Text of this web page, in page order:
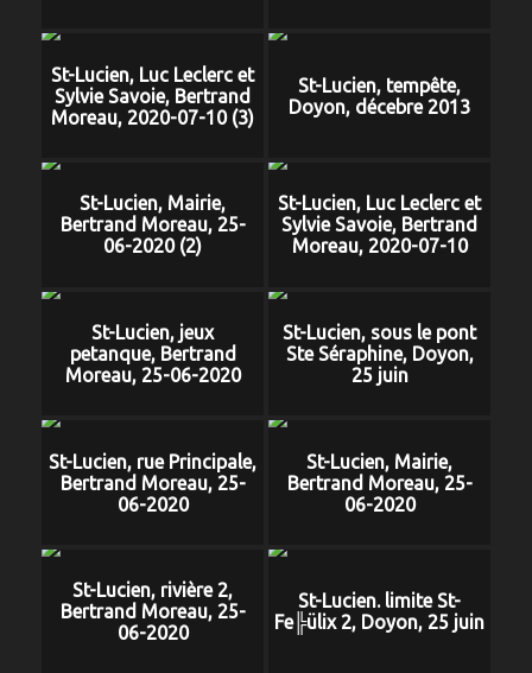
St-Lucien, Luc Leclerc et
Sylvie Savoie, Bertrand
Moreau, 2020-07-10 (3)
St-Lucien, tempête,
Doyon, décebre 2013
St-Lucien, Mairie,
Bertrand Moreau, 25-
06-2020 (2)
St-Lucien, Luc Leclerc et
Sylvie Savoie, Bertrand
Moreau, 2020-07-10
St-Lucien, jeux
petanque, Bertrand
Moreau, 25-06-2020
St-Lucien, sous le pont
Ste Séraphine, Doyon,
25 juin
St-Lucien, rue Principale,
Bertrand Moreau, 25-
06-2020
St-Lucien, Mairie,
Bertrand Moreau, 25-
06-2020
St-Lucien, rivière 2,
Bertrand Moreau, 25-
06-2020
St-Lucien. limite St-
Fe╠ülix 2, Doyon, 25 juin